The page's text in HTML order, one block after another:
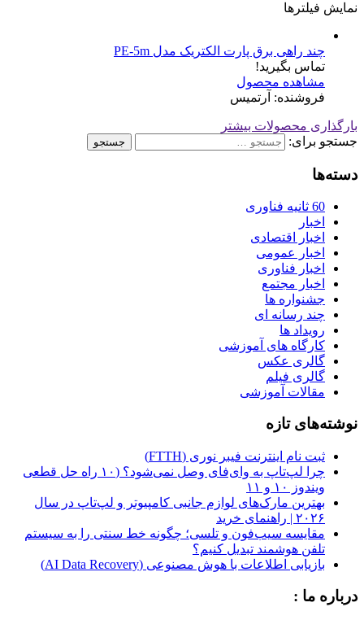
نمایش فیلترها
چند راهی برق پارت الکتریک مدل PE-5m
تماس بگیرید!
مشاهده محصول
فروشنده: آرتمیس
بارگذاری محصولات بیشتر
جستجو برای:
دسته‌ها
60 ثانیه فناوری
اخبار
اخبار اقتصادی
اخبار عمومی
اخبار فناوری
اخبار مجتمع
جشنواره ها
چند رسانه ای
رویداد ها
کارگاه‌ های آموزشی
گالری عکس
گالری فیلم
مقالات آموزشی
نوشته‌های تازه
ثبت نام اینترنت فیبر نوری (FTTH)
چرا لپ‌تاپ به وای‌فای وصل نمی‌شود؟ (۱۰ راه حل قطعی
ویندوز ۱۰ و ۱۱
بهترین مارک‌های لوازم جانبی کامپیوتر و لپ‌تاپ در سال
۲۰۲۶ | راهنمای خرید
مقایسه سیب‌فون و تلسی؛ چگونه خط سنتی را به سیستم
تلفن هوشمند تبدیل کنیم؟
بازیابی اطلاعات با هوش مصنوعی (AI Data Recovery)
درباره ما :